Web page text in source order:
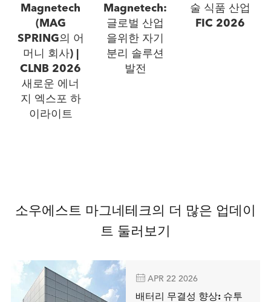
Magnetech
(MAG
SPRING의 어
머니 회사) |
CLNB 2026
새로운 에너
지 엑스포 하
이라이트
Magnetech:
글로벌 산업
을위한 자기
분리 솔루션
발전
술 식품 산업
FIC 2026
소우에스트 마그네테크의 더 많은 업데이
트 둘러보기
 APR 22 2026
배터리 무결성 향상: 슈투